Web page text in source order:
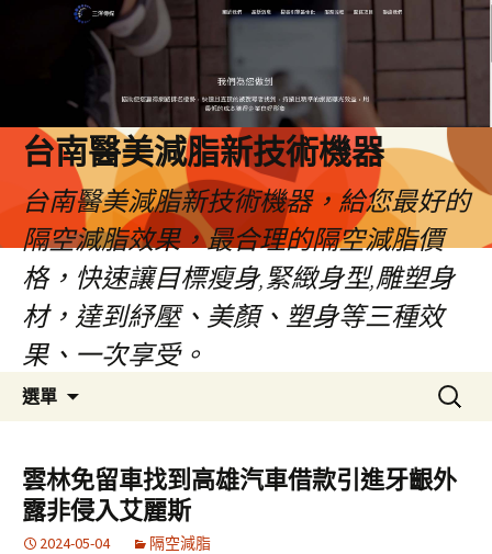
台南醫美減脂新技術機器
台南醫美減脂新技術機器，給您最好的
隔空減脂效果，最合理的隔空減脂價
格，快速讓目標瘦身,緊緻身型,雕塑身
材，達到紓壓、美顏、塑身等三種效
果、一次享受。
選單
容
搜
尋
鍵
字:
雲林免留車找到高雄汽車借款引進牙齦外
露非侵入艾麗斯
2024-05-04 隔空減脂